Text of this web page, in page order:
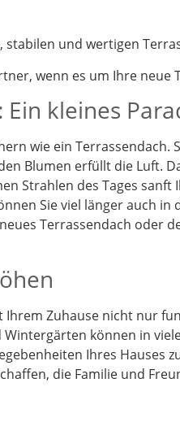
stabilen und wertigen
wenn es um Ihre
kleines
wie ein
Blumen erfüllt die Luft.
Strahlen des Tages
Sie viel länger auch
Terrassendach oder
Zuhause nicht nur
können in
Ihres Hauses
die Familie und